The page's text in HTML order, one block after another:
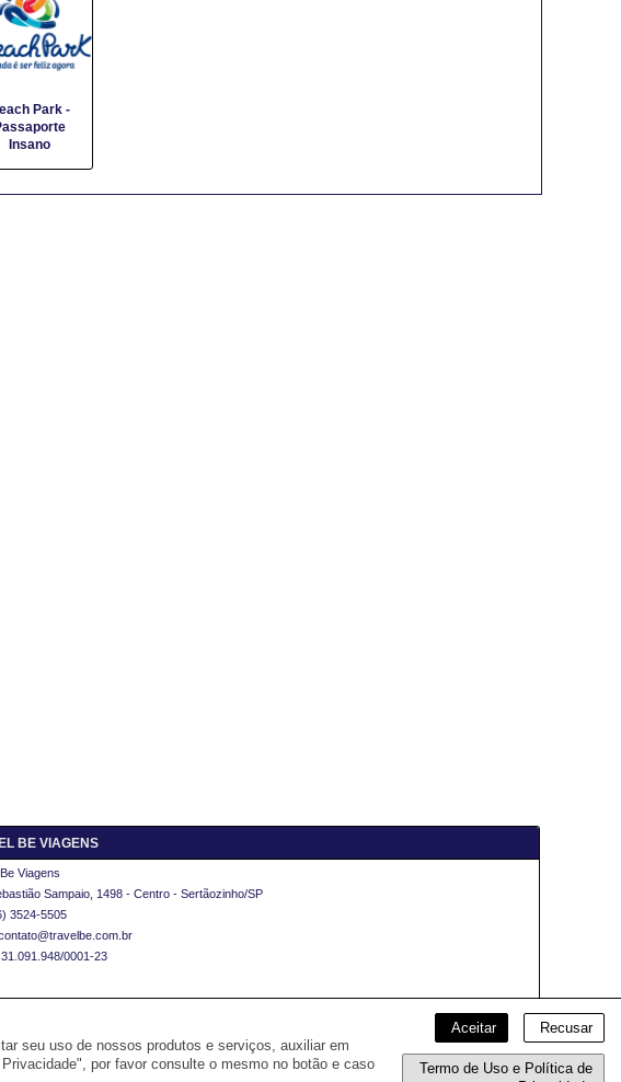
Park -
Insano
BE VIAGENS
Viagens
Sampaio, 1498 - Centro - Sertãozinho/SP
3524-5505
0001-23
seu uso de nossos produtos e serviços, auxiliar em
por favor consulte o mesmo no botão e caso
Aceitar Recusar
Termo de Uso e Política de